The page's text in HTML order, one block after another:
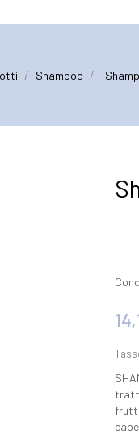
Shampoo